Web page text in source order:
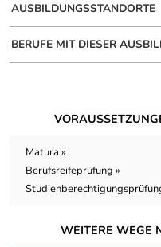
AUSBILDUNGSSTANDORTE
BERUFE MIT DIESER
Matura »
Berufsreifeprüfung »
WEITERE WEGE